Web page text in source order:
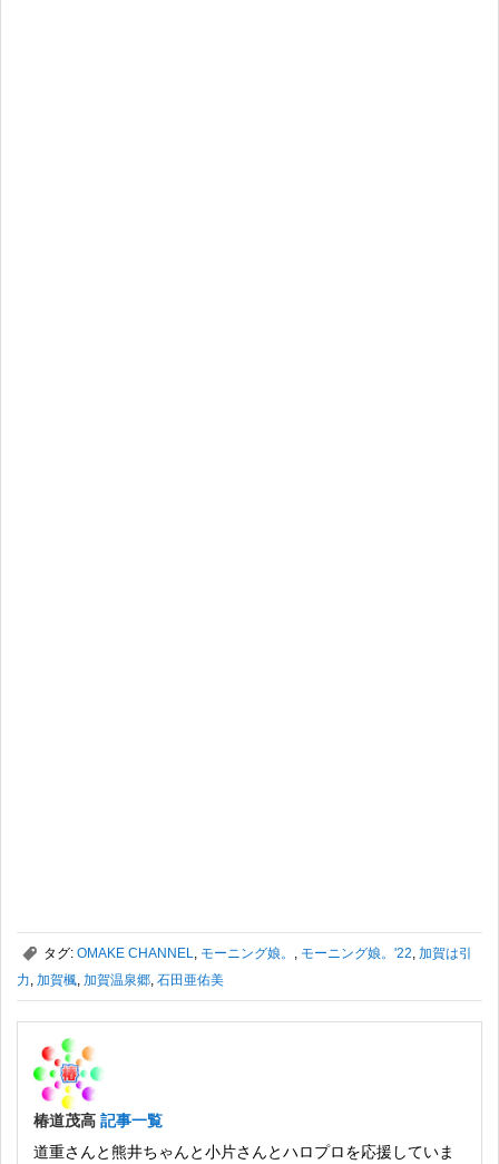
, タグ: OMAKE CHANNEL, モーニング娘。 , モーニング娘。'22, 加賀は引
力, 加賀楓, 加賀温泉郷, 石田亜佑美
椿道茂高 記事一覧
道重さんと熊井ちゃんと小片さんとハロプロを応援していま